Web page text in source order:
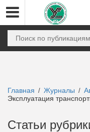
Главная / Журналы /
Эксплуатация
Статьи